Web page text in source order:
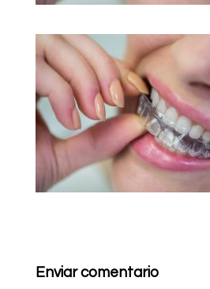
Enviar comentario